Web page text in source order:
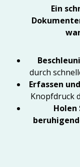
Ein
durch
Erfassen
Knopfdruck
Holen